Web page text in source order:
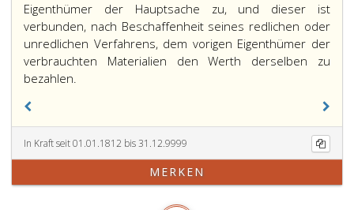
Eigenthümer der Hauptsache zu, und dieser ist
verbunden, nach Beschaffenheit seines redlichen oder
unredlichen Verfahrens, dem vorigen Eigenthümer der
verbrauchten Materialien den Werth derselben zu
bezahlen.
In Kraft seit 01.01.1812 bis 31.12.9999
MERKEN